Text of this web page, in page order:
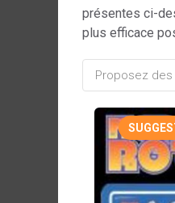
présentes ci-
plus efficace